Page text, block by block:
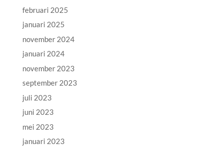
februari 2025
januari 2025
november 2024
januari 2024
november 2023
september 2023
juli 2023
juni 2023
mei 2023
januari 2023